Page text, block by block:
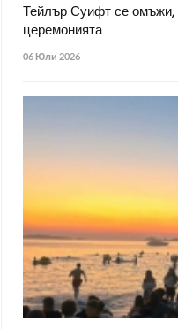
Тейлър Суифт се
церемонията
06 Юли 2026